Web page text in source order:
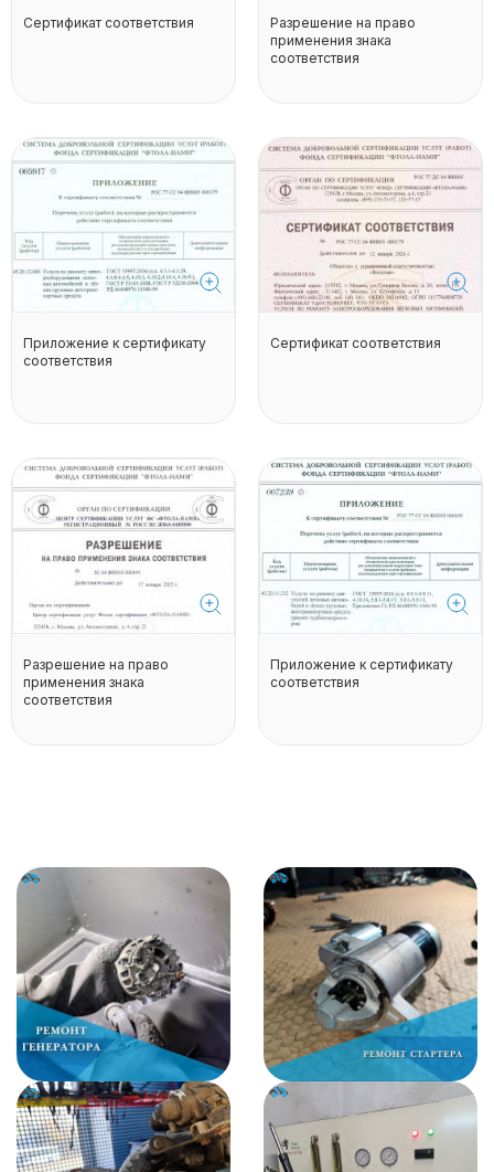
Сертификат соответствия
Разрешение на право
применения знака
соответствия
Приложение к сертификату
соответствия
Сертификат соответствия
Разрешение на право
применения знака
соответствия
Приложение к сертификату
соответствия